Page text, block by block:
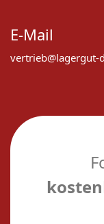
E-Mail
vertrieb@lagergut-